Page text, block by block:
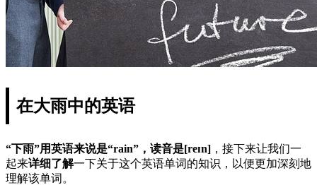
在大雨中的英语
“下雨”用英语来说是“rain”，读音是[reɪn] ，接下来让我们一
起来详细了解一下关于这个英语单词的知识，以便更加深刻地
理解该单词。